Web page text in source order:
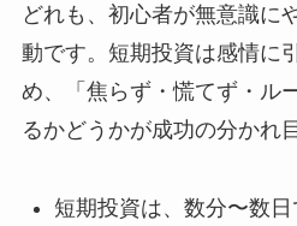
どれも、初心者が無意識に
動です。短期投資は感情に
め、「焦らず・慌てず・ル
るかどうかが成功の分かれ
短期投資は、数分〜数